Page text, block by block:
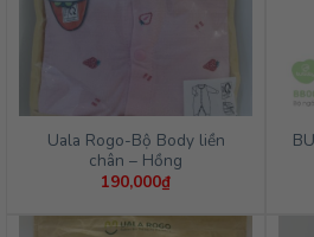
Uala Rogo-Bộ Body liền
chân – Hồng
190,000₫